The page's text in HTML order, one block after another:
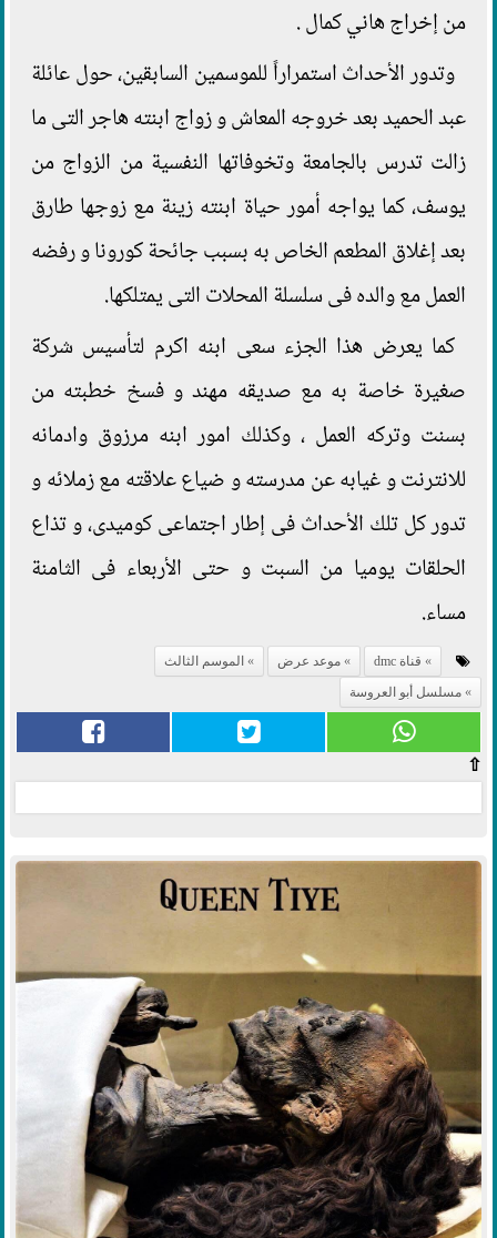
من إخراج هاني كمال .
وتدور الأحداث استمراراً للموسمين السابقين، حول عائلة
عبد الحميد بعد خروجه المعاش و زواج ابنته هاجر التى ما
زالت تدرس بالجامعة وتخوفاتها النفسية من الزواج من
يوسف، كما يواجه أمور حياة ابنته زينة مع زوجها طارق
بعد إغلاق المطعم الخاص به بسبب جائحة كورونا و رفضه
العمل مع والده فى سلسلة المحلات التى يمتلكها.
كما يعرض هذا الجزء سعى ابنه اكرم لتأسيس شركة
صغيرة خاصة به مع صديقه مهند و فسخ خطبته من
بسنت وتركه العمل ، وكذلك امور ابنه مرزوق وادمانه
للانترنت و غيابه عن مدرسته و ضياع علاقته مع زملائه و
تدور كل تلك الأحداث فى إطار اجتماعى كوميدى، و تذاع
الحلقات يوميا من السبت و حتى الأربعاء فى الثامنة
مساء.
قناة dmc موعد عرض
الموسم الثالث
مسلسل أبو العروسة
⇧